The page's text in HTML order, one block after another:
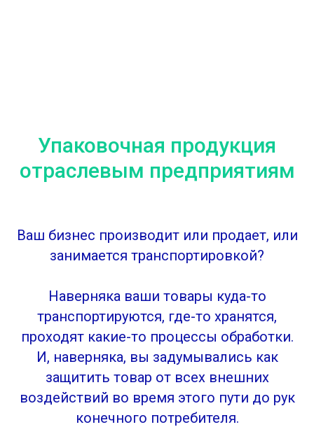
Упаковочная продукция
отраслевым предприятиям
Ваш бизнес производит или продает, или
занимается транспортировкой?
Наверняка ваши товары куда-то
транспортируются, где-то хранятся,
проходят какие-то процессы обработки.
И, наверняка, вы задумывались как
защитить товар от всех внешних
воздействий во время этого пути до рук
конечного потребителя.